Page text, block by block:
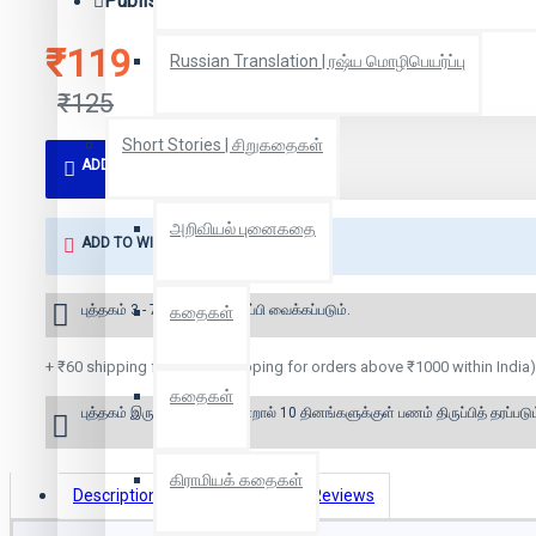
Russian Translation | ரஷ்ய மொழிபெயர்ப்பு
Short Stories | சிறுகதைகள்
அறிவியல் புனைகதை
கதைகள்
கதைகள்
கிராமியக் கதைகள்
₹119
₹125
ADD TO CART
ADD TO WISH LIST
புத்தகம் 3 - 7 நாட்களில் அனுப்பி வைக்கப்படும்.
+ ₹60 shipping fee* (Free shipping for orders above ₹1000 within India)
புத்தகம் இருப்பில் இல்லை என்றால் 10 தினங்களுக்குள் பணம் திருப்பித்
Description Book Details Reviews